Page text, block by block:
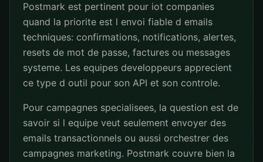
Postmark est pertinent pour iot companies
quand la priorite est l envoi fiable d emails
techniques: confirmations, notifications, alertes,
resets de mot de passe, factures ou messages
systeme. Les equipes developpeurs apprecient
ce type d outil pour son API et son controle.
Pour campagnes specialisees, la question est de
savoir si l equipe veut seulement envoyer des
emails transactionnels ou aussi orchestrer des
campagnes marketing. Postmark couvre bien la